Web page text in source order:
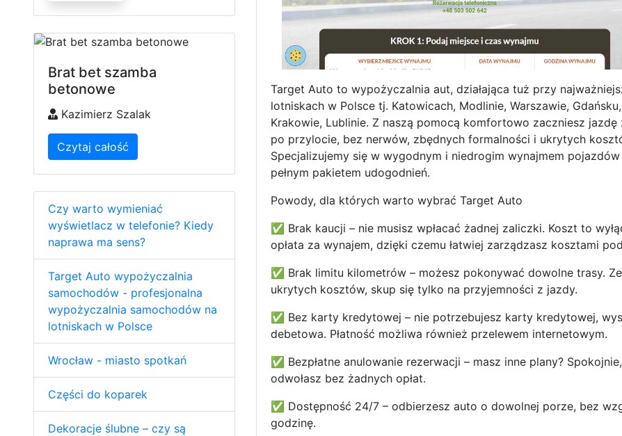
Brat bet szamba
betonowe
Kazimierz Szalak
Czytaj całość
Czy warto wymieniać
wyświetlacz w telefonie? Kiedy
naprawa ma sens?
Target Auto wypożyczalnia
samochodów - profesjonalna
wypożyczalnia samochodów na
lotniskach w Polsce
Wrocław - miasto spotkań
Części do koparek
Dekoracje ślubne – czy są
Target Auto to wypożyczalnia aut, działająca tuż przy
lotniskach w Polsce tj. Katowicach, Modlinie, Warszawie, Gdańsku,
Krakowie, Lublinie. Z naszą pomocą komfortowo zaczniesz jazdę
po przylocie, bez nerwów, zbędnych formalności i ukrytych
Specjalizujemy się w wygodnym i niedrogim wynajmem pojazdów
pełnym pakietem udogodnień.
Powody, dla których warto wybrać Target Auto
✅ Brak kaucji – nie musisz wpłacać żadnej zaliczki. Koszt to
opłata za wynajem, dzięki czemu łatwiej zarządzasz kosztami
✅ Brak limitu kilometrów – możesz pokonywać dowolne trasy.
ukrytych kosztów, skup się tylko na przyjemności z jazdy.
✅ Bez karty kredytowej – nie potrzebujesz karty kredytowej,
debetowa. Płatność możliwa również przelewem internetowym.
✅ Bezpłatne anulowanie rezerwacji – masz inne plany? Spokojnie,
odwołasz bez żadnych opłat.
✅ Dostępność 24/7 – odbierzesz auto o dowolnej porze, bez
godzinę.